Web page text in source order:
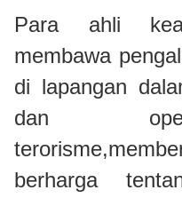
Para ahli
membawa
di lapangan
dan
berharga